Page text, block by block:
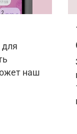
для
наш